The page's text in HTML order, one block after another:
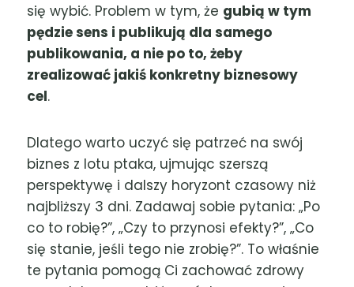
się wybić. Problem w tym, że gubią w tym
pędzie sens i publikują dla samego
publikowania, a nie po to, żeby
zrealizować jakiś konkretny biznesowy
cel.
Dlatego warto uczyć się patrzeć na swój
biznes z lotu ptaka, ujmując szerszą
perspektywę i dalszy horyzont czasowy niż
najbliższy 3 dni. Zadawaj sobie pytania: „Po
co to robię?”, „Czy to przynosi efekty?”, „Co
się stanie, jeśli tego nie zrobię?”. To właśnie
te pytania pomogą Ci zachować zdrowy